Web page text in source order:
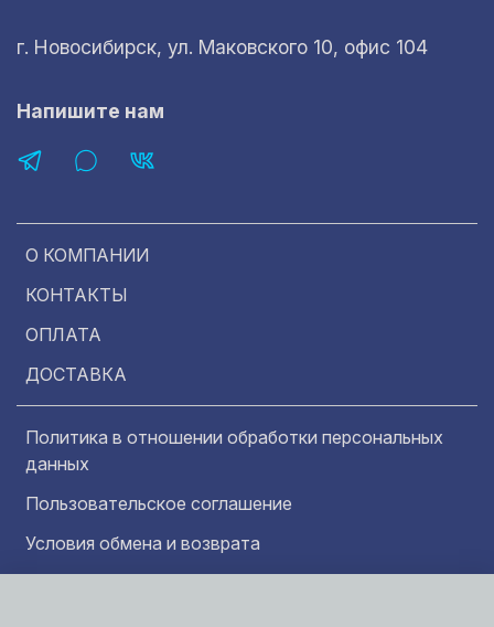
О КОМПАНИИ
КОНТАКТЫ
ОПЛАТА
ДОСТАВКА
Политика в отношении обработки персональных
данных
Пользовательское соглашение
Условия обмена и возврата
г. Новосибирск, ул. Маковского 10, офис 104
Напишите нам